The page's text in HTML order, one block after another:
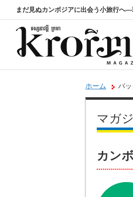
まだ見ぬカンボジアに出会う小旅行へ
ホーム バ
マガ
カン